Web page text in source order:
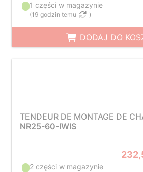
1 części w magazynie
(19 godzin temu )
DODAJ DO
TENDEUR DE MONTAGE DE
NR25-60-IWIS
2 części w magazynie